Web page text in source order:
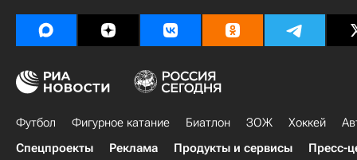
Футбол Фигурное катание Биатлон ЗОЖ Хоккей
Спецпроекты
Реклама Продукты и сервисы Пресс-